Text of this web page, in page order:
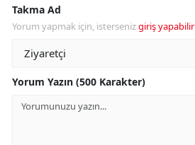
Takma Ad
Yorum yapmak için, istersenizgiriş yapabilir
Yorum Yazın (500 Karakter)